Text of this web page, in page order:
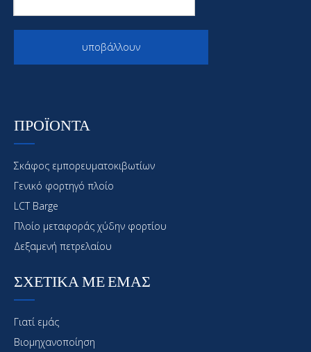
υποβάλλουν
ΠΡΟΪΟΝΤΑ
Σκάφος εμπορευματοκιβωτίων
Γενικό φορτηγό πλοίο
LCT Barge
Πλοίο μεταφοράς χύδην φορτίου
Δεξαμενή πετρελαίου
ΣΧΕΤΙΚΑ ΜΕ ΕΜΑΣ
Γιατί εμάς
Βιομηχανοποίηση